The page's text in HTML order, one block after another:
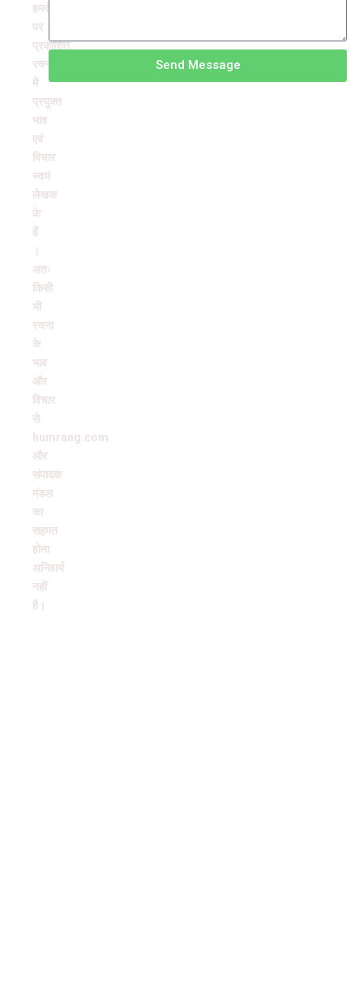
हमरंग
पर
प्रकाशित
रचनाओं
में
प्रयुक्त
भाव
एवं
विचार
स्वयं
लेखक
के
हैं
अतः
किसी
भी
रचना
के
भाव
और
विचार
से
humrang.com
और
संपादक
मंडल
का
सहमत
होना
अनिवार्य
नहीं
है।
Send Message